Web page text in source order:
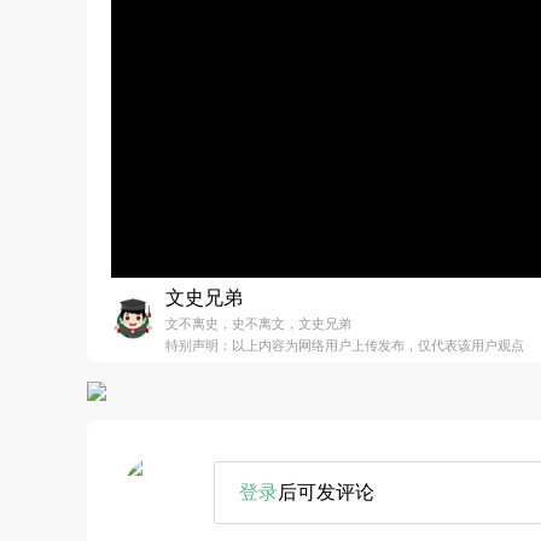
文史兄弟
文不离史，史不离文，文史兄弟
特别声明：以上内容为网络用户上传发布，仅代表该用户观点
登录后可发评论